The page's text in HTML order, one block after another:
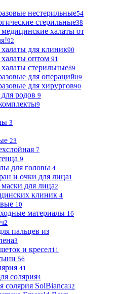
нестерильные54
стерильные38
халаты от
92
для клиник90
оптом 91
стерильные89
для операций89
для хирургов90
родов 9
9
3
23
7
9
для головы 4
и очки для лица1
для лица2
клиник 4
10
материалы 16
2
пальцев из
3
и кресел11
56
41
солярия4
солярия SolBianca32